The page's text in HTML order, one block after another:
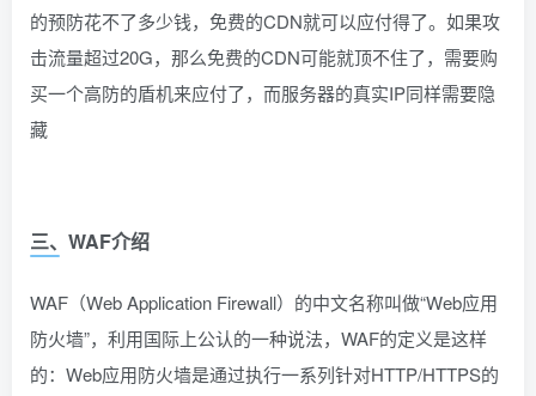
的预防花不了多少钱，免费的CDN就可以应付得了。如果攻
击流量超过20G，那么免费的CDN可能就顶不住了，需要购
买一个高防的盾机来应付了，而服务器的真实IP同样需要隐
藏
三、WAF介绍
WAF（Web Application Firewall）的中文名称叫做“Web应用
防火墙”，利用国际上公认的一种说法，WAF的定义是这样
的：Web应用防火墙是通过执行一系列针对HTTP/HTTPS的